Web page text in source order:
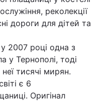
реколекції
дороги для дітей та
2007 році одна з
у Тернополі, тоді
тисячі мирян.
є 6
Оригінал